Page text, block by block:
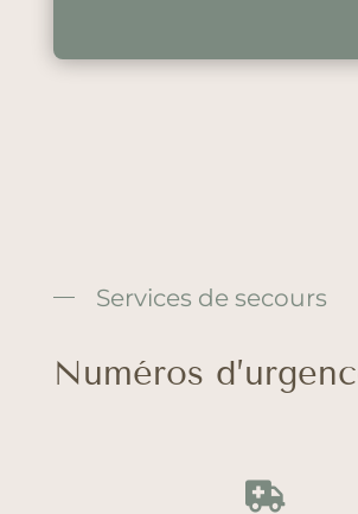
Services de secours
Numéros
